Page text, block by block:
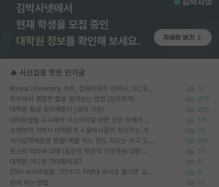
🔥 시선집중 핫한 인기글
Korea University 수학, 컴퓨터과학 이학사, UC Berkeley 산업공학 대학원 공학박사가 되는 것은 쉽지 않겠죠? 10
외부에서 괜찮은 랩을 알아보는 방법 (장문주의) 275
대학원 월급 정리해준다 (공대 기준) 275
대학원생들 교수에게 가스라이팅 당한 것은 이해가 갑니다. 안타깝네요. 119
소재분야 석박사 대학원생 + 물박사들이 착각하는 거 74
석사입학예정생 분들! 제발 어느 정도 각오는 하고 오세요. 156
포스텍 억까에 대해 (동문의 학문적 아웃풋에 대한 반박) 50
대학원 어디로 가야할까요? 5
SSH 박사과정을 그만두고 지방대 박사로 옮기면 교수의 꿈은 끝일까요? 9
편애 하는 방법 15